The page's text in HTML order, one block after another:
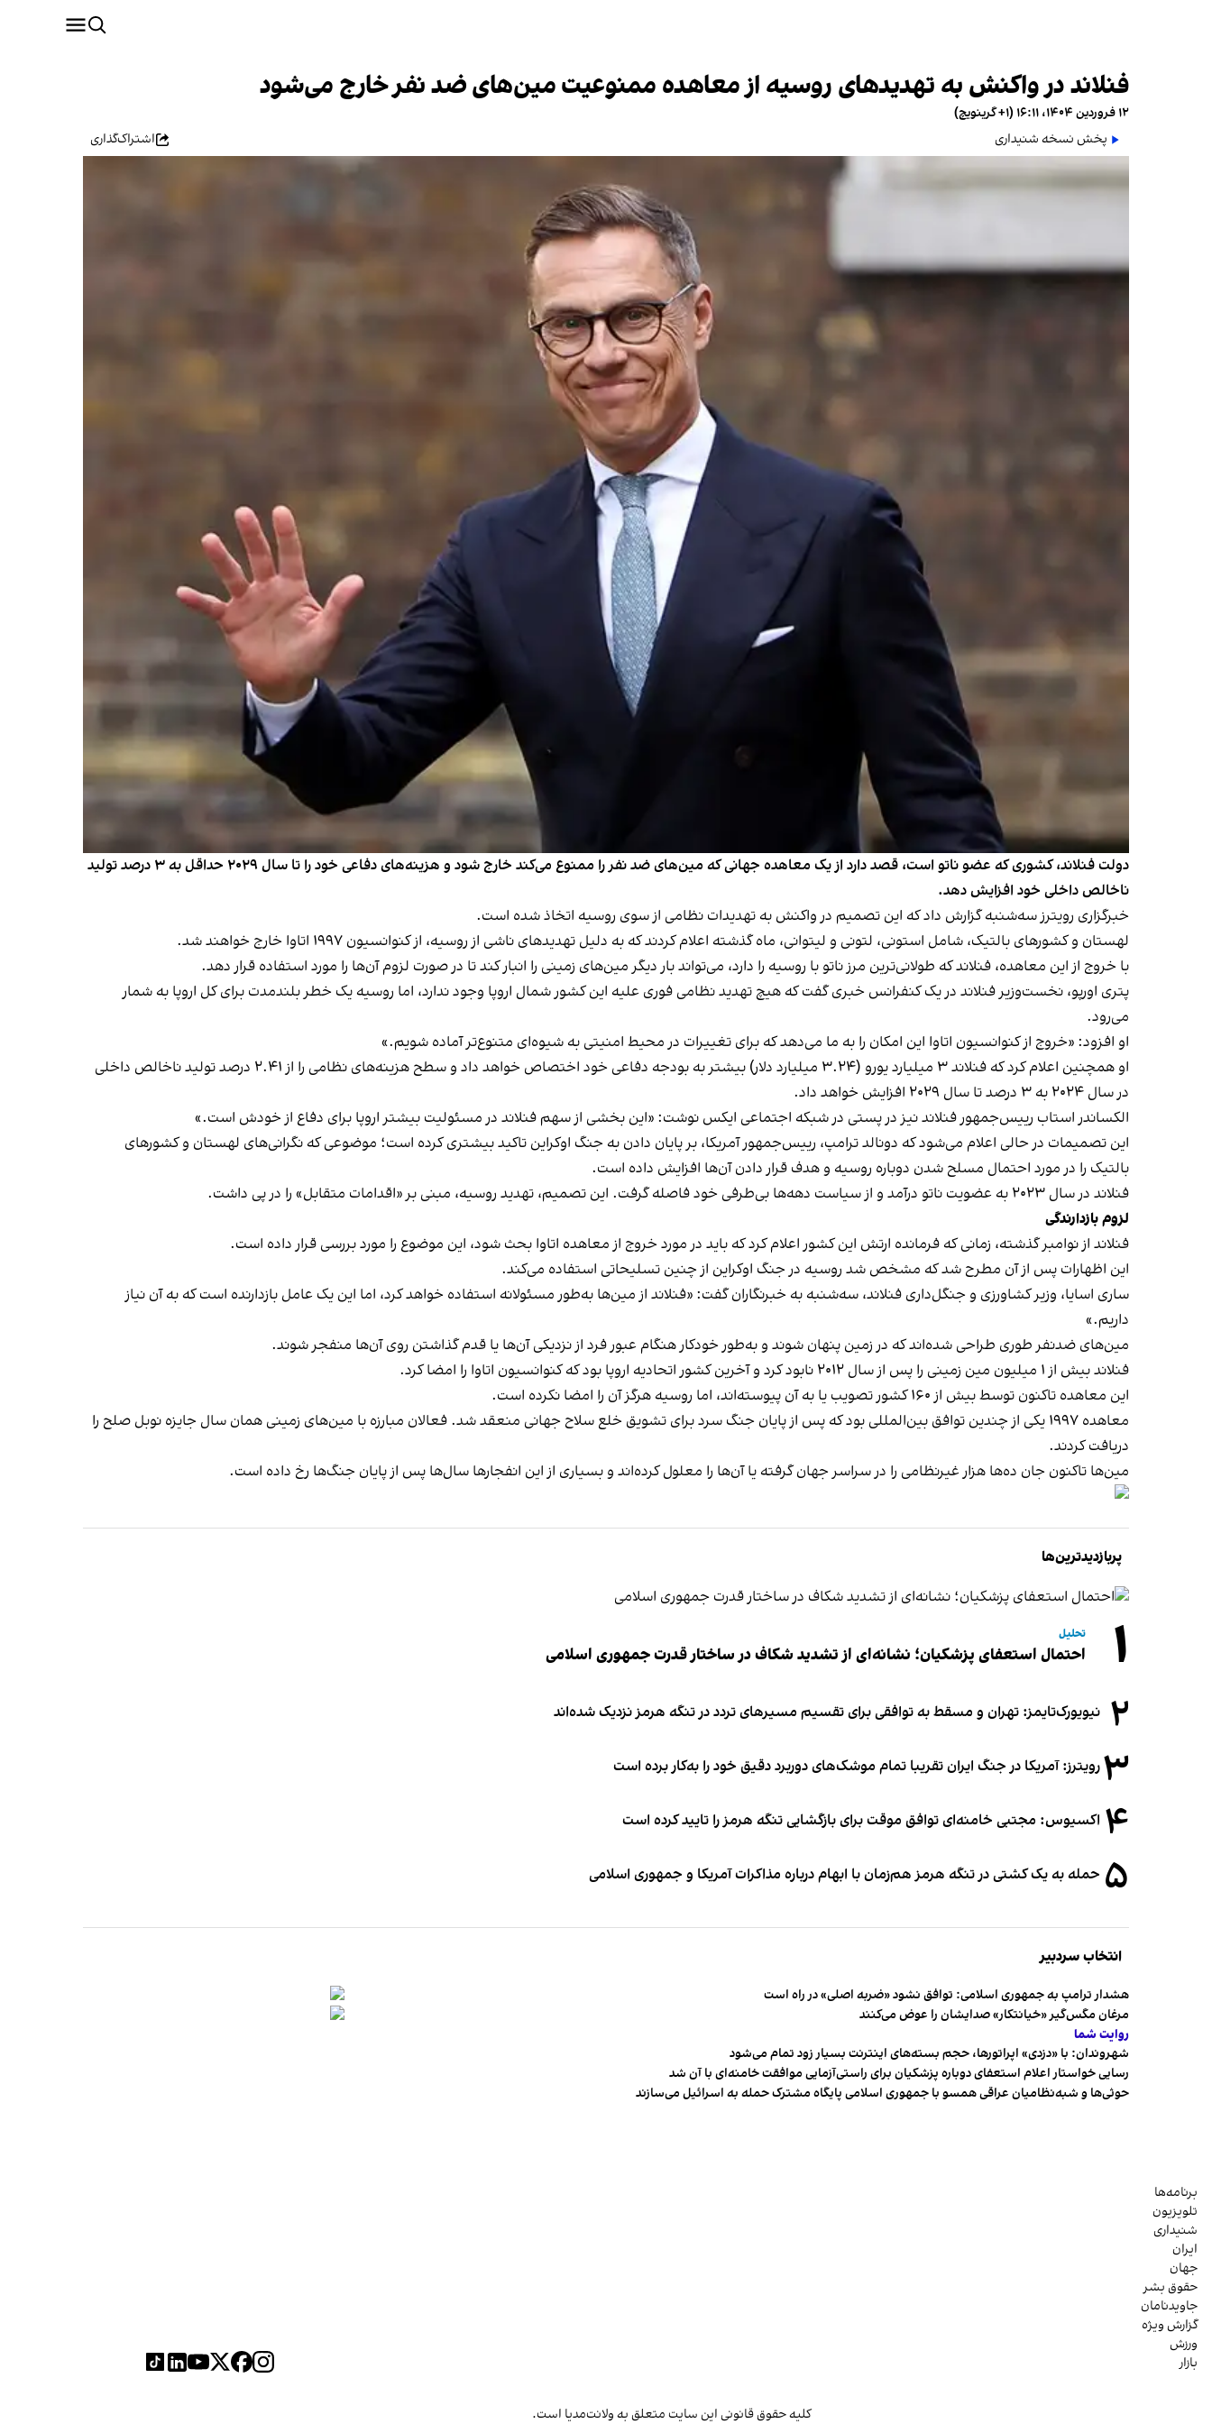
فنلاند در واکنش به تهدیدهای روسیه از معاهده ممنوعیت مین‌های ضد نفر خارج می‌شود
۱۲ فروردین ۱۴۰۴، ۱۶:۱۱ (‎+۱ گرینویچ)
پخش نسخه شنیداری
اشتراک‌گذاری
دولت فنلاند، کشوری که عضو ناتو است، قصد دارد از یک معاهده جهانی که مین‌های ضد نفر را ممنوع می‌کند خارج شود و هزینه‌های دفاعی خود را تا سال ۲۰۲۹ حداقل به ۳ درصد تولید
ناخالص داخلی خود افزایش دهد.
خبرگزاری رویترز سه‌شنبه گزارش داد که این تصمیم در واکنش به تهدیدات نظامی از سوی روسیه اتخاذ شده است.
لهستان و کشورهای بالتیک، شامل استونی، لتونی و لیتوانی، ماه گذشته اعلام کردند که به دلیل تهدیدهای ناشی از روسیه، از کنوانسیون ۱۹۹۷ اتاوا خارج خواهند شد.
با خروج از این معاهده، فنلاند که طولانی‌ترین مرز ناتو با روسیه را دارد، می‌تواند بار دیگر مین‌های زمینی را انبار کند تا در صورت لزوم آن‌ها را مورد استفاده قرار دهد.
پتری اورپو، نخست‌وزیر فنلاند در یک کنفرانس خبری گفت که هیچ تهدید نظامی فوری علیه این کشور شمال اروپا وجود ندارد، اما روسیه یک خطر بلندمدت برای کل اروپا به شمار
می‌رود.
او افزود: «خروج از کنوانسیون اتاوا این امکان را به ما می‌دهد که برای تغییرات در محیط امنیتی به شیوه‌ای متنوع‌تر آماده شویم.»
او همچنین اعلام کرد که فنلاند ۳ میلیارد یورو (۳.۲۴ میلیارد دلار) بیشتر به بودجه دفاعی خود اختصاص خواهد داد و سطح هزینه‌های نظامی را از ۲.۴۱ درصد تولید ناخالص داخلی
در سال ۲۰۲۴ به ۳ درصد تا سال ۲۰۲۹ افزایش خواهد داد.
الکساندر استاب رییس‌جمهور فنلاند نیز در پستی در شبکه اجتماعی ایکس نوشت: «این بخشی از سهم فنلاند در مسئولیت بیشتر اروپا برای دفاع از خودش است.»
این تصمیمات در حالی اعلام می‌شود که دونالد ترامپ، رییس‌جمهور آمریکا، بر پایان دادن به جنگ اوکراین تاکید بیشتری کرده است؛ موضوعی که نگرانی‌های لهستان و کشورهای
بالتیک را در مورد احتمال مسلح شدن دوباره روسیه و هدف قرار دادن آن‌ها افزایش داده است.
فنلاند در سال ۲۰۲۳ به عضویت ناتو درآمد و از سیاست دهه‌ها بی‌طرفی خود فاصله گرفت. این تصمیم، تهدید روسیه، مبنی بر «اقدامات متقابل» را در پی داشت.
لزوم بازدارندگی
فنلاند از نوامبر گذشته، زمانی که فرمانده ارتش این کشور اعلام کرد که باید در مورد خروج از معاهده اتاوا بحث شود، این موضوع را مورد بررسی قرار داده است.
این اظهارات پس از آن مطرح شد که مشخص شد روسیه در جنگ اوکراین از چنین تسلیحاتی استفاده می‌کند.
ساری اسایا، وزیر کشاورزی و جنگل‌داری فنلاند، سه‌شنبه به خبرنگاران گفت: «فنلاند از مین‌ها به‌طور مسئولانه استفاده خواهد کرد، اما این یک عامل بازدارنده است که به آن نیاز
داریم.»
مین‌های ضدنفر طوری طراحی شده‌اند که در زمین پنهان شوند و به‌طور خودکار هنگام عبور فرد از نزدیکی آن‌ها یا قدم گذاشتن روی آن‌ها منفجر شوند.
فنلاند بیش از ۱ میلیون مین زمینی را پس از سال ۲۰۱۲ نابود کرد و آخرین کشور اتحادیه اروپا بود که کنوانسیون اتاوا را امضا کرد.
این معاهده تاکنون توسط بیش از ۱۶۰ کشور تصویب یا به آن پیوسته‌اند، اما روسیه هرگز آن را امضا نکرده است.
معاهده ۱۹۹۷ یکی از چندین توافق بین‌المللی بود که پس از پایان جنگ سرد برای تشویق خلع سلاح جهانی منعقد شد. فعالان مبارزه با مین‌های زمینی همان سال جایزه نوبل صلح را
دریافت کردند.
مین‌ها تاکنون جان ده‌ها هزار غیرنظامی را در سراسر جهان گرفته یا آن‌ها را معلول کرده‌اند و بسیاری از این انفجارها سال‌ها پس از پایان جنگ‌ها رخ داده است.
پربازدیدترین‌ها
۱ تحلیل
احتمال استعفای پزشکیان؛ نشانه‌ای از تشدید شکاف در ساختار قدرت جمهوری اسلامی
۲ نیویورک‌تایمز: تهران و مسقط به توافقی برای تقسیم مسیرهای تردد در تنگه هرمز نزدیک شده‌اند
۳رویترز: آمریکا در جنگ ایران تقریبا تمام موشک‌های دوربرد دقیق خود را به‌کار برده است
۴ اکسیوس: مجتبی خامنه‌ای توافق موقت برای بازگشایی تنگه هرمز را تایید کرده است
۵ حمله به یک کشتی در تنگه هرمز هم‌زمان با ابهام درباره مذاکرات آمریکا و جمهوری اسلامی
انتخاب سردبیر
هشدار ترامپ به جمهوری اسلامی: توافق نشود «ضربه اصلی» در راه است
مرغان مگس‌گیر «خیانتکار» صدایشان را عوض می‌کنند
روایت شما
شهروندان:‌ با «دزدی» اپراتورها، حجم بسته‌های اینترنت بسیار زود تمام می‌شود
رسایی خواستار اعلام استعفای دوباره پزشکیان برای راستی‌آزمایی موافقت خامنه‌ای با آن شد
حوثی‌ها و شبه‌نظامیان عراقی همسو با جمهوری اسلامی پایگاه مشترک حمله به اسرائیل می‌سازند
برنامه‌ها
تلویزیون
شنیداری
ایران
جهان
حقوق بشر
جاویدنامان
گزارش ویژه
ورزش
بازار
کلیه حقوق قانونی این سایت متعلق به ولانت‌مدیا است.